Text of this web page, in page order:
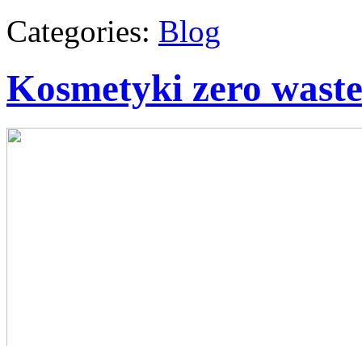
Categories: Blog
Kosmetyki zero waste